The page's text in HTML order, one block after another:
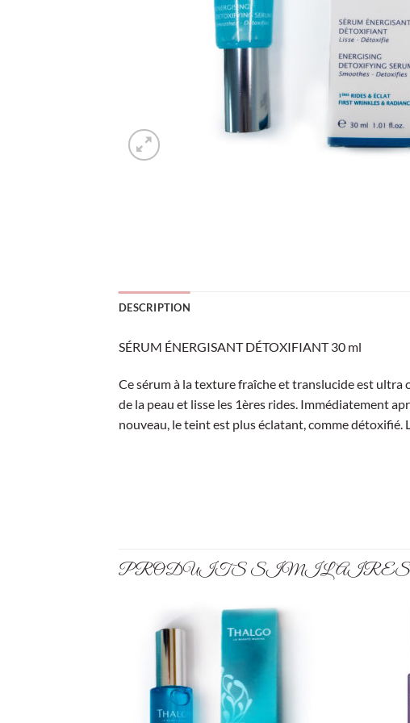
DESCRIPTION
SÉRUM ÉNERGISANT DÉTOXIFIANT 30 ml
Ce sérum à la texture fraîche et translucide est
de la peau et lisse les 1ères rides. Immédiatement
nouveau, le teint est plus éclatant, comme détoxifié.
PRODUITS SIMILAIRES